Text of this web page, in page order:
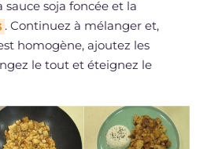
sauce soja foncée et la
. Continuez à mélanger et,
homogène, ajoutez les
le tout et éteignez le